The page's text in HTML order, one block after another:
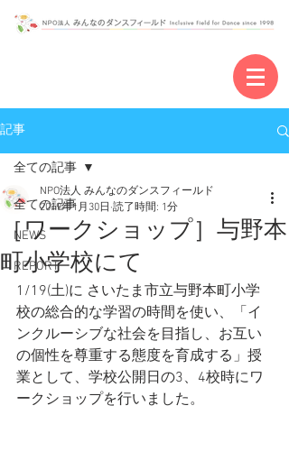
記事
全ての記事
NEWS
REPORT
全ての記事
［ワークショップ］与野本
町小学校にて
NPO法人 みんなのダンスフィールド
2019年1月30日 読了時間: 1分
1/19(土)に さいたま市立与野本町小学
校の総合的な学習の時間を使い、「イ
ンクルーシブな社会を目指し、お互い
の個性を尊重する態度を育成する」授
業として、学校公開日の3、4校時にワ
ークショップを行いました。